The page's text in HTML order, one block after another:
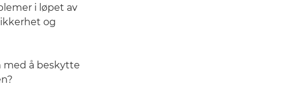
i løpet av
og
med å beskytte